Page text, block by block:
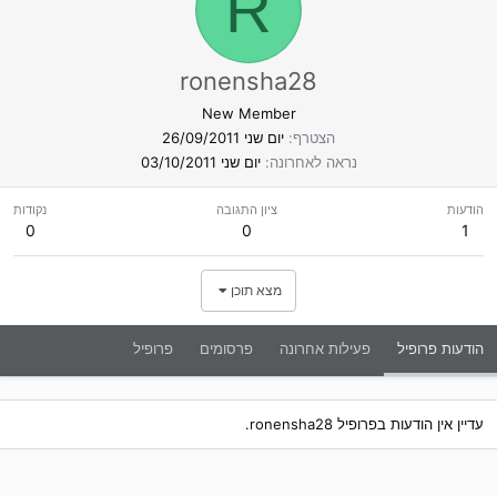
ronensha28
New Member
הצטרף יום שני 26/09/2011
נראה לאחרונה יום שני 03/10/2011
הודעות
1
ציון התגובה
0
נקודות
0
מצא תוכן
הודעות פרופיל פעילות אחרונה פרסומים פרופיל
עדיין אין הודעות בפרופיל ronensha28.